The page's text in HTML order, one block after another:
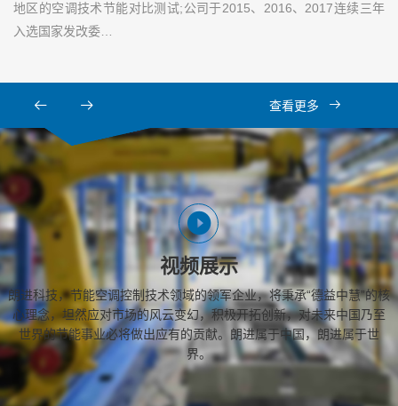
地区的空调技术节能对比测试;公司于2015、2016、2017连续三年
入选国家发改委…
查看更多
视频展示
朗进科技，节能空调控制技术领域的领军企业，将秉承“德益中慧”的核
心理念，坦然应对市场的风云变幻，积极开拓创新，对未来中国乃至
世界的节能事业必将做出应有的贡献。朗进属于中国，朗进属于世
界。